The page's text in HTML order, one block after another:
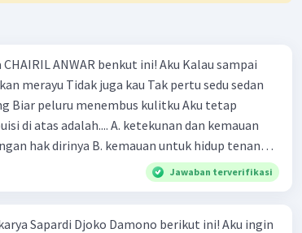
dankonjungsi kausalitasyang ditemukan:
Contoh yang ditemukan dalam teks ini
api.
ANWAR benkut ini! Aku Kalau sampai
merayu Tidak juga kau Tak pertu sedu sedan
Biar peluru menembus kulitku Aku tetap
di atas adalah.... A. ketekunan dan kemauan
hak dirinya B. kemauan untuk hidup tenang
dalam mendapatkan cinta sejati D.
oleh siapapun E. kepasrahan kepada
Jawaban terverifikasi
Sapardi Djoko Damono berikut ini! Aku ingin